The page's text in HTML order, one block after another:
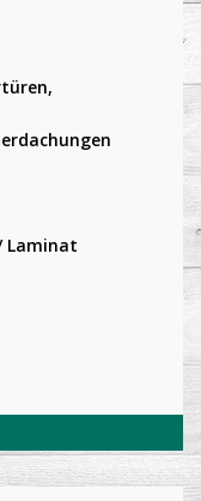
Laminat